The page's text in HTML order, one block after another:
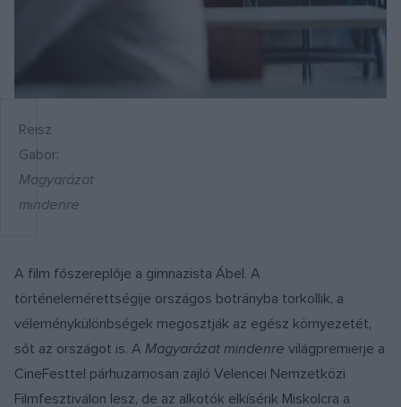
Reisz
Gabor:
Magyarázat
mindenre
A film főszereplője a gimnazista Ábel. A
történelemérettségije országos botrányba torkollik, a
véleménykülönbségek megosztják az egész környezetét,
sőt az országot is. A Magyarázat mindenre világpremierje a
CineFesttel párhuzamosan zajló Velencei Nemzetközi
Filmfesztiválon lesz, de az alkotók elkísérik Miskolcra a